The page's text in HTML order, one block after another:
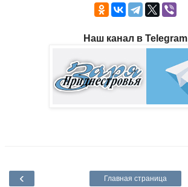
Наш канал в Telegram
‹ Главная страница